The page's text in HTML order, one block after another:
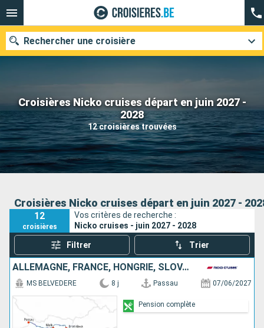
Croisières Nicko cruises départ en juin 2027 -
2028
12 croisières trouvées
Rechercher une croisière
Nos destinations
Mois de départ
Ports Compagnies
Croisières Nicko cruises départ en juin 2027 -
12
croisières
Vos critères de recherche :
Nicko cruises - juin 2027 - 2028
Filtrer Trier
ALLEMAGNE, FRANCE, HONGRIE, SLOVAQUIE, AUTRICHE
MS BELVEDERE 8 j Passau 07/06/2027
Pension complète